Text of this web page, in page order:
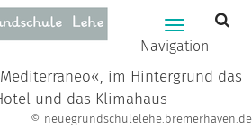
Navigation
© neuegrundschulelehe.bremerhaven.de